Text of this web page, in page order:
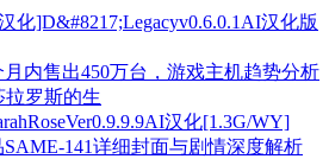
化]D&#8217;Legacyv0.6.0.1AI汉化版
月内售出450万台，游戏主机趋势分析
拉罗斯的生
汉化[1.3G/WY]
141详细封面与剧情深度解析